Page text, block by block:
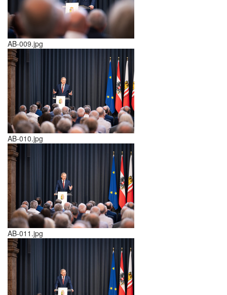
AB-009.jpg
AB-010.jpg
AB-011.jpg